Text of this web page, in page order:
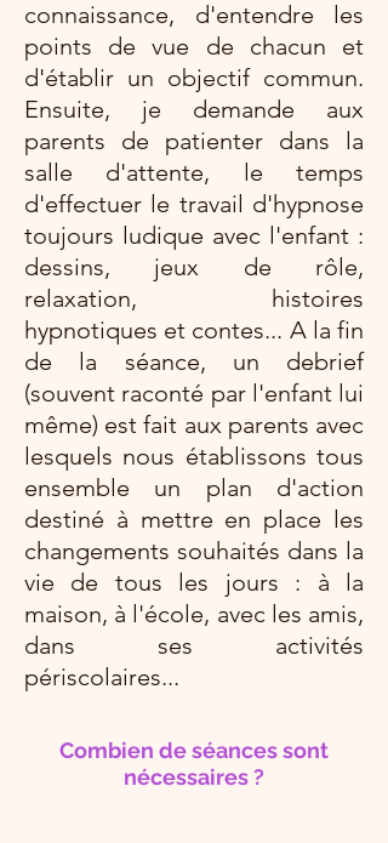
connaissance, d'entendre les
points de vue de chacun et
d'établir un objectif commun.
Ensuite, je demande aux
parents de patienter dans la
salle d'attente, le temps
d'effectuer le travail d'hypnose
toujours ludique avec l'enfant :
dessins, jeux de rôle,
relaxation, histoires
hypnotiques et contes... A la fin
de la séance, un debrief
(souvent raconté par l'enfant lui
même) est fait aux parents avec
lesquels nous établissons tous
ensemble un plan d'action
destiné à mettre en place les
changements souhaités dans la
vie de tous les jours : à la
maison, à l'école, avec les amis,
dans ses activités
périscolaires...
Combien de séances sont
nécessaires ?